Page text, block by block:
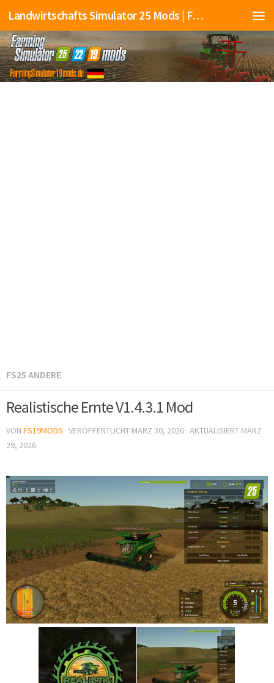
Landwirtschafts Simulator 25 Mods | Farming Simulator 25 Mods | FS25 Mods
FS25 ANDERE
Realistische Ernte V1.4.3.1 Mod
VON FS19MODS · VERÖFFENTLICHT MÄRZ 30, 2026 · AKTUALISIERT MÄRZ
29, 2026